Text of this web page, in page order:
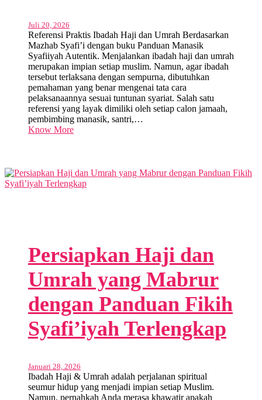
Juli 20, 2026
Referensi Praktis Ibadah Haji dan Umrah Berdasarkan
Mazhab Syafi’i dengan buku Panduan Manasik
Syafiiyah Autentik. Menjalankan ibadah haji dan umrah
merupakan impian setiap muslim. Namun, agar ibadah
tersebut terlaksana dengan sempurna, dibutuhkan
pemahaman yang benar mengenai tata cara
pelaksanaannya sesuai tuntunan syariat. Salah satu
referensi yang layak dimiliki oleh setiap calon jamaah,
pembimbing manasik, santri,…
Know More
Persiapkan Haji dan
Umrah yang Mabrur
dengan Panduan Fikih
Syafi’iyah Terlengkap
Januari 28, 2026
Ibadah Haji & Umrah adalah perjalanan spiritual
seumur hidup yang menjadi impian setiap Muslim.
Namun, pernahkah Anda merasa khawatir apakah